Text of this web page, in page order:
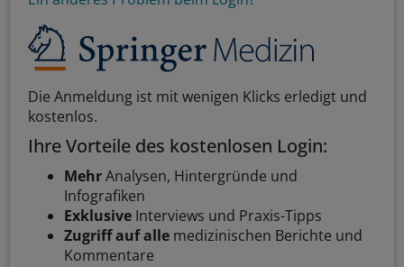
Die Anmeldung ist mit wenigen Klicks erledigt und
kostenlos.
Ihre Vorteile des kostenlosen Login:
MehrAnalysen, Hintergründe und
Infografiken
Exklusive Interviews und Praxis-Tipps
Zugriff auf alle medizinischen Berichte und
Kommentare